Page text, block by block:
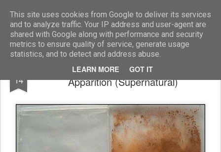
This site uses cookies from Google to deliver its services
and to analyze traffic. Your IP address and user-agent are
shared with Google along with performance and security
metrics to ensure quality of service, generate usage
statistics, and to detect and address abuse.
LEARN MORE GOT IT
Blog Moniszona
14
Dwa cienie z Meow - Here Kitty Kitty i
Apparition (Supernatural)